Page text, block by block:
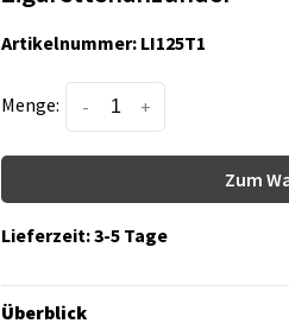
Artikelnummer: LI125T1
Menge: +
-
Zum
Lieferzeit: 3-5 Tage
Überblick